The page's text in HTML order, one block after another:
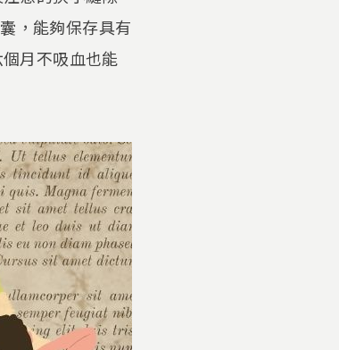
，能夠保存具有
月不吸血也能